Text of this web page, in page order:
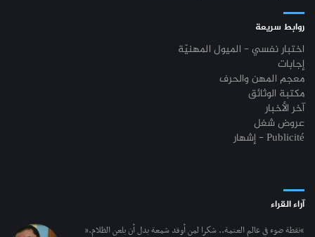
روابط سريعة
اختبار نفسي - الميول المهنيّة
إجابات
معجم المهن والحرف
مكتبة الوثائق
آخر الأخبار
عروض شغل
إشهار - Publicité
آراء القراء
“نقطة ضوء في عالم العتمة.. شكرا لمن أوقد شمعة بدل أن يلعن الظلام.”